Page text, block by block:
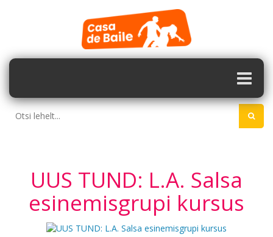
UUS TUND: L.A. Salsa
esinemisgrupi kursus